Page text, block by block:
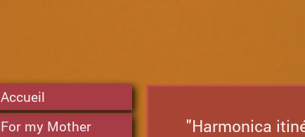
Accueil
For my Mother
"Harmonica